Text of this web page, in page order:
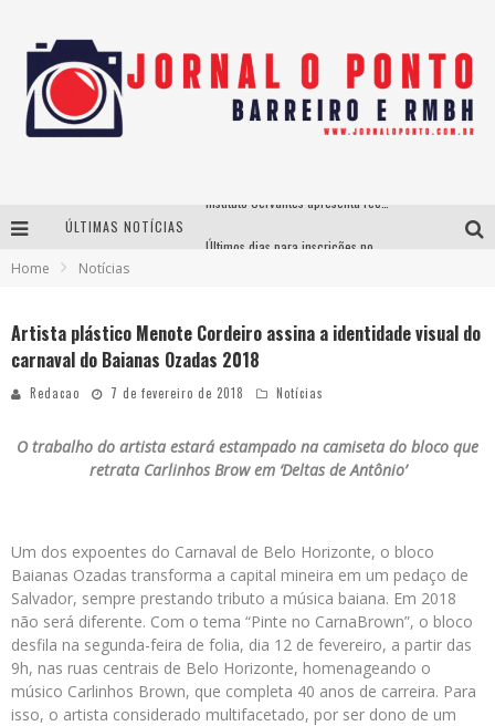
ÚLTIMAS NOTÍCIAS
Home Notícias
Artista plástico Menote Cordeiro assina a identidade visual do
carnaval do Baianas Ozadas 2018
Redacao 7 de fevereiro de 2018 Notícias
O trabalho do artista estará estampado na camiseta do bloco que
retrata Carlinhos Brow em ‘Deltas de Antônio’
Um dos expoentes do Carnaval de Belo Horizonte, o bloco
Baianas Ozadas transforma a capital mineira em um pedaço de
Salvador, sempre prestando tributo a música baiana. Em 2018
não será diferente. Com o tema “Pinte no CarnaBrown”, o bloco
desfila na segunda-feira de folia, dia 12 de fevereiro, a partir das
9h, nas ruas centrais de Belo Horizonte, homenageando o
músico Carlinhos Brown, que completa 40 anos de carreira. Para
isso, o artista considerado multifacetado, por ser dono de um